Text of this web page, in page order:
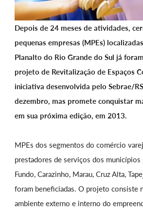
Depois de 24 meses de atividades,
pequenas empresas (MPEs)
Planalto do Rio Grande do Sul já
projeto de Revitalização de Espaços
iniciativa desenvolvida pelo Sebrae/
dezembro, mas promete conquistar
em sua próxima edição, em 2013.
MPEs dos segmentos do comércio
prestadores de serviços dos municípios
Fundo, Carazinho, Marau, Cruz Alta,
foram beneficiadas. O projeto consiste
ambiente externo e interno do